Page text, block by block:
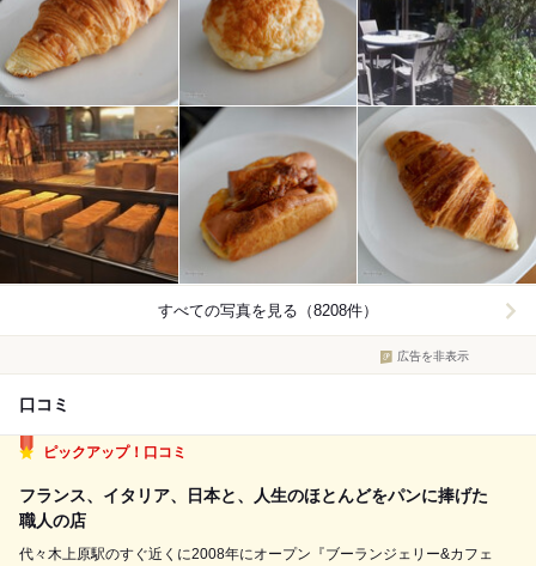
すべての写真を見る（8208件）
広告を非表示
口コミ
ピックアップ！口コミ
フランス、イタリア、日本と、人生のほとんどをパンに捧げた
職人の店
代々木上原駅のすぐ近くに2008年にオープン『ブーランジェリー&カフェ